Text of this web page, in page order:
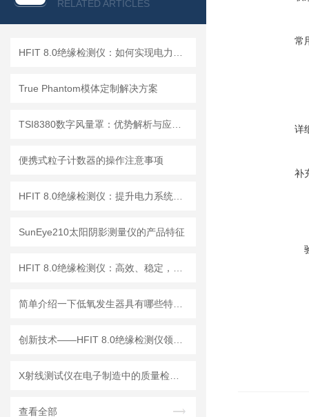
RELATED ARTICLES
True Phantom模体定制解决方案
便携式粒子计数器的操作注意事项
SunEye210太阳阴影测量仪的产品特征
查看全部
常
详
补